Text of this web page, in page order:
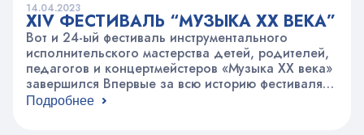
14.04.2023
XIV ФЕСТИВАЛЬ “МУЗЫКА XX ВЕКА”
Вот и 24-ый фестиваль инструментального
исполнительского мастерства детей, родителей,
педагогов и концертмейстеров «Музыка ХХ века»
завершился Впервые за всю историю фестиваля
Гран-При присуждено концертмейстеру –
Подробнее